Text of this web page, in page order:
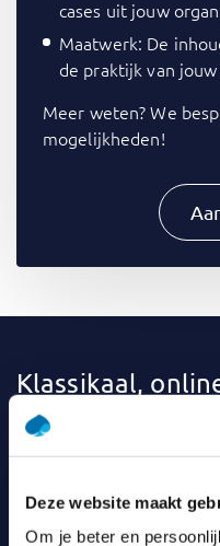
Deze website maakt
Om je beter en
cases uit jouw
Maatwerk: De
de praktijk van
Meer weten? We
mogelijkheden!
Klassikaal,
incompany
BijCapgemini Academy
past. Klassikaal, online
(blended)? De meeste